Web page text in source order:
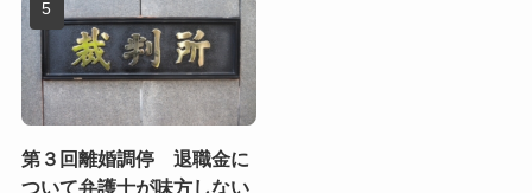
第３回離婚調停 退職金に
ついて弁護士が味方しない